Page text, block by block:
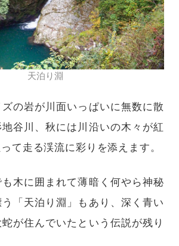
天泊り淵
の岩が川面いっぱいに無数に散
谷川、秋には川沿いの木々が紅
て走る渓流に彩りを添えます。
木に囲まれて薄暗く何やら神秘
「天泊り淵」もあり、深く青い
が住んでいたという伝説が残り